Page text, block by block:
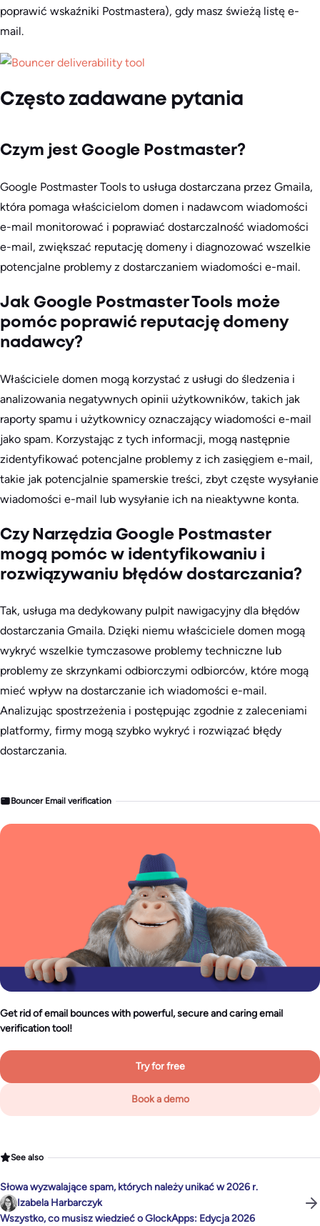
poprawić wskaźniki Postmastera), gdy masz świeżą listę e-
mail.
Często zadawane pytania
Czym jest Google Postmaster?
Google Postmaster Tools to usługa dostarczana przez Gmaila,
która pomaga właścicielom domen i nadawcom wiadomości
e-mail monitorować i poprawiać dostarczalność wiadomości
e-mail, zwiększać reputację domeny i diagnozować wszelkie
potencjalne problemy z dostarczaniem wiadomości e-mail.
Jak Google Postmaster Tools może
pomóc poprawić reputację domeny
nadawcy?
Właściciele domen mogą korzystać z usługi do śledzenia i
analizowania negatywnych opinii użytkowników, takich jak
raporty spamu i użytkownicy oznaczający wiadomości e-mail
jako spam. Korzystając z tych informacji, mogą następnie
zidentyfikować potencjalne problemy z ich zasięgiem e-mail,
takie jak potencjalnie spamerskie treści, zbyt częste wysyłanie
wiadomości e-mail lub wysyłanie ich na nieaktywne konta.
Czy Narzędzia Google Postmaster
mogą pomóc w identyfikowaniu i
rozwiązywaniu błędów dostarczania?
Tak, usługa ma dedykowany pulpit nawigacyjny dla błędów
dostarczania Gmaila. Dzięki niemu właściciele domen mogą
wykryć wszelkie tymczasowe problemy techniczne lub
problemy ze skrzynkami odbiorczymi odbiorców, które mogą
mieć wpływ na dostarczanie ich wiadomości e-mail.
Analizując spostrzeżenia i postępując zgodnie z zaleceniami
platformy, firmy mogą szybko wykryć i rozwiązać błędy
dostarczania.
Bouncer Email verification
Get rid of email bounces with powerful, secure and caring email
verification tool!
Try for free
Book a demo
See also
Słowa wyzwalające spam, których należy unikać w 2026 r.
Izabela Harbarczyk
Wszystko, co musisz wiedzieć o GlockApps: Edycja 2026